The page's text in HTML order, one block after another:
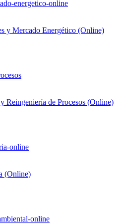
y Mercado Energético (Online)
Reingeniería de Procesos (Online)
(Online)